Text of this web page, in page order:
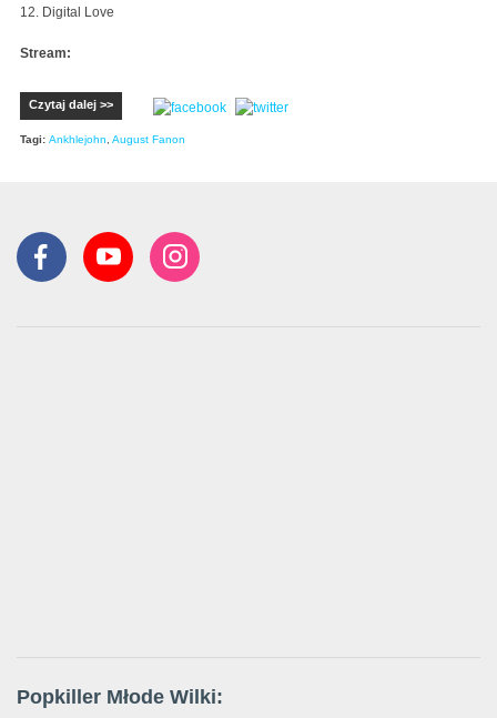
12. Digital Love
Stream:
Czytaj dalej >>
Tagi: Ankhlejohn August Fanon
Popkiller Młode Wilki: